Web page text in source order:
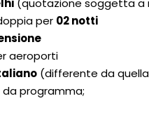
(quotazione soggetta a
per 02 notti
aeroporti
(differente da
programma;